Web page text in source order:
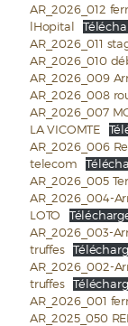
AR_2026_012
lHopital
AR_2026_011
AR_2026_010
AR_2026_009
AR_2026_008
AR_2026_007
LA VICOMTE
AR_2026_006
telecom
AR_2026_005
AR_2026_004-
LOTO
AR_2026_003-
truffes
AR_2026_002-
truffes
AR_2026_001
AR_2025_050